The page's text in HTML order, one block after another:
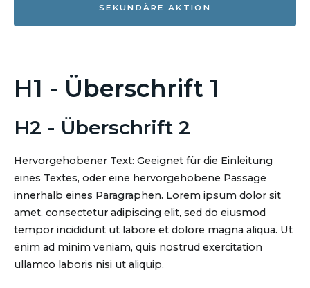
SEKUNDÄRE AKTION
H1 - Überschrift 1
H2 - Überschrift 2
Hervorgehobener Text: Geeignet für die Einleitung
eines Textes, oder eine hervorgehobene Passage
innerhalb eines Paragraphen. Lorem ipsum dolor sit
amet, consectetur adipiscing elit, sed do eiusmod
tempor incididunt ut labore et dolore magna aliqua. Ut
enim ad minim veniam, quis nostrud exercitation
ullamco laboris nisi ut aliquip.